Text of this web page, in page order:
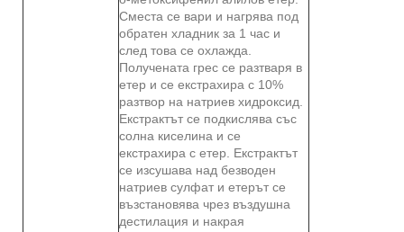
Сместа се вари и нагрява под
обратен хладник за 1 час и
след това се охлажда.
Получената грес се разтваря в
етер и се екстрахира с 10%
разтвор на натриев хидроксид.
Екстрактът се подкислява със
солна киселина и се
екстрахира с етер. Екстрактът
се изсушава над безводен
натриев сулфат и етерът се
възстановява чрез въздушна
дестилация и накрая